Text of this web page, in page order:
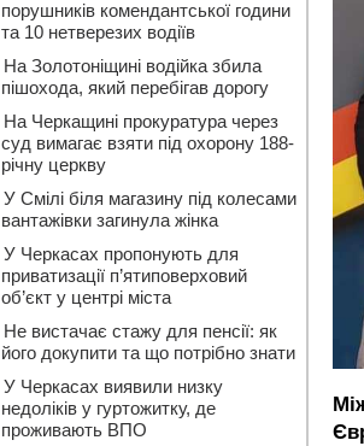
порушників комендантської години
та 10 нетверезих водіїв
На Золотоніщині водійка збила
пішохода, який перебігав дорогу
На Черкащині прокуратура через
суд вимагає взяти під охорону 188-
річну церкву
У Смілі біля магазину під колесами
вантажівки загинула жінка
У Черкасах пропонують для
приватизації п’ятиповерховий
об’єкт у центрі міста
Не вистачає стажу для пенсії: як
його докупити та що потрібно знати
У Черкасах виявили низку
недоліків у гуртожитку, де
проживають ВПО